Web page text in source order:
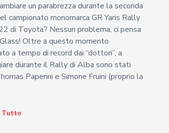
un parabrezza durante la seconda
campionato monomarca GR Yaris Rally
di Toyota? Nessun problema, ci pensa
Oltre a questo momento
a tempo di record dai “dottori”, a
durante il Rally di Alba sono stati
Paperini e Simone Fruini (proprio la
Tutto